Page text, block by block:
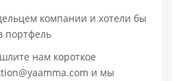
компании и хотели бы
портфель
нам короткое
и мы